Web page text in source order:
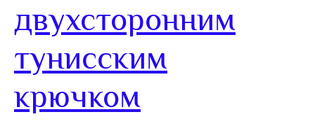
двухсторонним
тунисским
крючком